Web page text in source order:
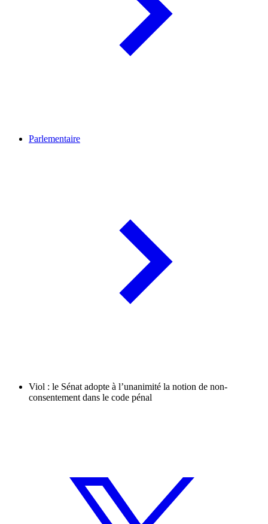
Parlementaire
Viol : le Sénat adopte à l’unanimité la notion de non-
consentement dans le code pénal